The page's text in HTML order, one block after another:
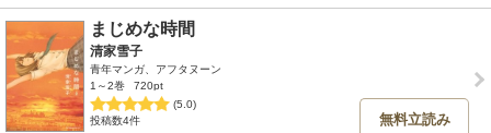
まじめな時間
清家雪子
青年マンガ、アフタヌーン
1～2巻
720pt
(5.0)
投稿数4件
無料立読み